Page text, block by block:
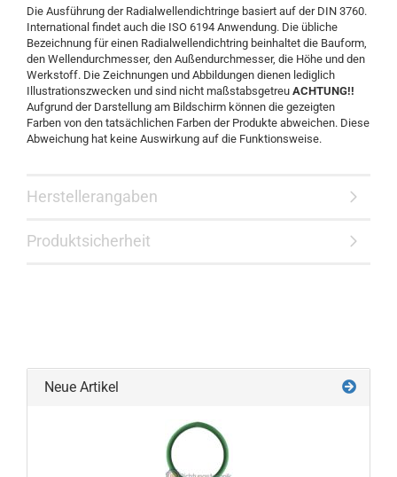
Die Ausführung der Radialwellendichtringe basiert auf der DIN 3760.
International findet auch die ISO 6194 Anwendung. Die übliche
Bezeichnung für einen Radialwellendichtring beinhaltet die Bauform,
den Wellendurchmesser, den Außendurchmesser, die Höhe und den
Werkstoff. Die Zeichnungen und Abbildungen dienen lediglich
Illustrationszwecken und sind nicht maßstabsgetreu ACHTUNG!!
Aufgrund der Darstellung am Bildschirm können die gezeigten
Farben von den tatsächlichen Farben der Produkte abweichen. Diese
Abweichung hat keine Auswirkung auf die Funktionsweise.
Herstellerangaben
Produktsicherheit
Neue Artikel